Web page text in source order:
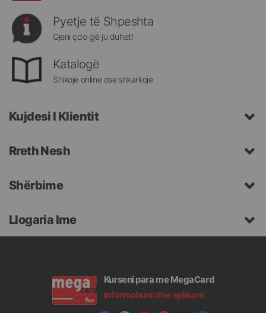
Pyetje të Shpeshta
Gjeni çdo gjë ju duhet!
Katalogë
Shikoje online ose shkarkoje
Kujdesi I Klientit
Rreth Nesh
Shërbime
Llogaria Ime
Kurseni para me MegaCard
Informohuni dhe aplikoni